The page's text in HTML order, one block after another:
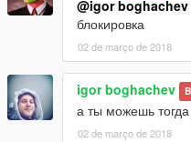
@igor boghachev
блокировка
02 de março de 2018
igor boghachev
а ты можешь тогда
02 de março de 2018